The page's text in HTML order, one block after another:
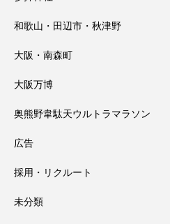
和歌山・田辺市・秋津野
大阪・南森町
大阪万博
奥熊野韋駄天ウルトラマラソン
広告
採用・リクルート
未分類